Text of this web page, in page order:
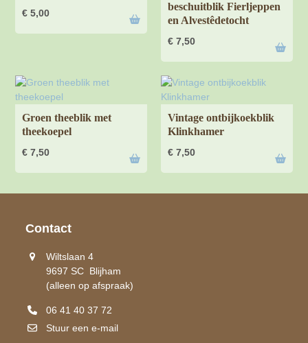
€ 5,00
beschuitblik Fierljeppen
en Alvestêdetocht
€ 7,50
Groen theeblik met
theekoepel
€ 7,50
Vintage ontbijkoekblik
Klinkhamer
€ 7,50
Contact
Wiltslaan 4
9697 SC Blijham
(alleen op afspraak)
06 41 40 37 72
Stuur een e-mail